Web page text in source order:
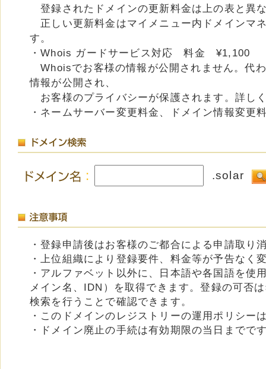
登録されたドメインの更新料金は上の表と異
正しい更新料金はマイメニュー内ドメインマ
す。
・Whois ガードサービス対応 料金 ¥1,100
Whoisでお客様の情報が公開されません。代
情報が公開され、
お客様のプライバシーが保護されます。詳し
・ネームサーバー変更料金、ドメイン情報変更
.solar
・登録申請後はお客様のご都合による申請取り
・上位組織により登録要件、料金等が予告なく
・アルファベット以外に、日本語や各国語を使
メイン名、IDN）を取得できます。登録の可否
検索を行うことで確認できます。
・このドメインのレジストリーの運用ポリシー
・ドメイン廃止の手続は有効期限の当日までで